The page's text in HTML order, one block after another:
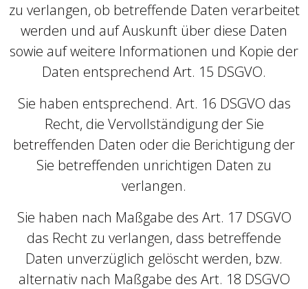
zu verlangen, ob betreffende Daten verarbeitet
werden und auf Auskunft über diese Daten
sowie auf weitere Informationen und Kopie der
Daten entsprechend Art. 15 DSGVO.
Sie haben entsprechend. Art. 16 DSGVO das
Recht, die Vervollständigung der Sie
betreffenden Daten oder die Berichtigung der
Sie betreffenden unrichtigen Daten zu
verlangen.
Sie haben nach Maßgabe des Art. 17 DSGVO
das Recht zu verlangen, dass betreffende
Daten unverzüglich gelöscht werden, bzw.
alternativ nach Maßgabe des Art. 18 DSGVO